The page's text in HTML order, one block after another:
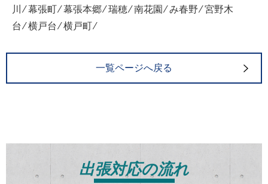
川 ⁄ 幕張町 ⁄ 幕張本郷 ⁄ 瑞穂 ⁄ 南花園 ⁄ み春野 ⁄ 宮野木
台 ⁄ 横戸台 ⁄ 横戸町 ⁄
一覧ページへ戻る
出張対応の流れ